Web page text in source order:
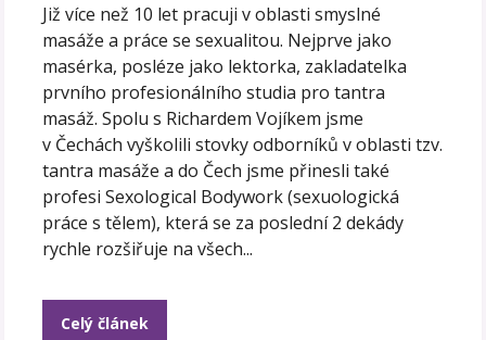
Již více než 10 let pracuji v oblasti smyslné
masáže a práce se sexualitou. Nejprve jako
masérka, posléze jako lektorka, zakladatelka
prvního profesionálního studia pro tantra
masáž. Spolu s Richardem Vojíkem jsme
v Čechách vyškolili stovky odborníků v oblasti tzv.
tantra masáže a do Čech jsme přinesli také
profesi Sexological Bodywork (sexuologická
práce s tělem), která se za poslední 2 dekády
rychle rozšiřuje na všech...
Celý článek